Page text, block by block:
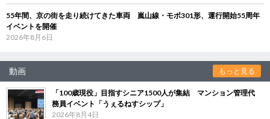
55年間、京の街を走り続けてきた車両 嵐山線・モボ301形、運行開始55周年
イベントを開催
2026年8月6日
動画 もっと見る
「100歳現役」目指すシニア1500人が集結 マンション管理代
務員イベント「うぇるねすシップ」
2026年8月4日